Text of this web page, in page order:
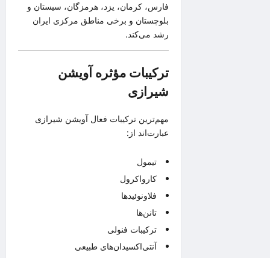
فارس، کرمان، یزد، هرمزگان، سیستان و
بلوچستان و برخی مناطق مرکزی ایران
رشد می‌کند.
ترکیبات مؤثره آویشن
شیرازی
مهم‌ترین ترکیبات فعال آویشن شیرازی
عبارت‌اند از:
تیمول
کارواکرول
فلاونوئیدها
تانن‌ها
ترکیبات فنولی
آنتی‌اکسیدان‌های طبیعی